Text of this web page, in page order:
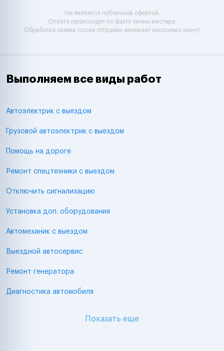
Не является публичной офертой.
Оплата происходит по факту лично мастеру.
Обработка заявки после отправки занимает несколько минут.
Выполняем все виды работ
Автоэлектрик с выездом
Грузовой автоэлектрик с выездом
Помощь на дороге
Ремонт спецтехники с выездом
Отключить сигнализацию
Установка доп. оборудования
Автомеханик с выездом
Выездной автосервис
Ремонт генератора
Диагностика автомобиля
Показать еще